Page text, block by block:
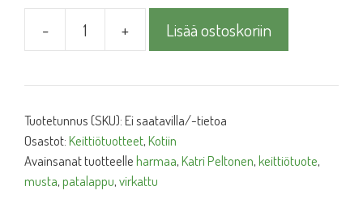
-
Patalappu
määrä
+ Lisää ostoskoriin
Tuotetunnus (SKU):Ei saatavilla/-tietoa
Osastot:Keittiötuotteet,Kotiin
Avainsanat tuotteelleharmaa,Katri Peltonen,keittiötuote,
musta,patalappu,virkattu